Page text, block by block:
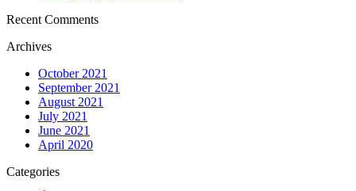
Recent Comments
Archives
October 2021
September 2021
August 2021
July 2021
June 2021
April 2020
Categories